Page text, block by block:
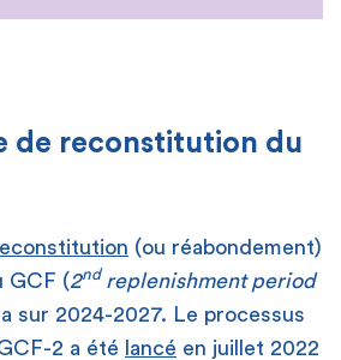
de reconstitution du
(ou réabondement)
GCF (2ndreplenishment period
sur 2024-2027. Le processus
2 a été
lancé en juillet 2022